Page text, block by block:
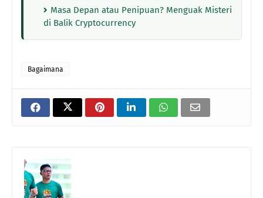
Masa Depan atau Penipuan? Menguak Misteri
di Balik Cryptocurrency
Bagaimana